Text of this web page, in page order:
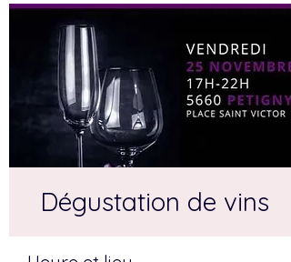
Dégustation de vins